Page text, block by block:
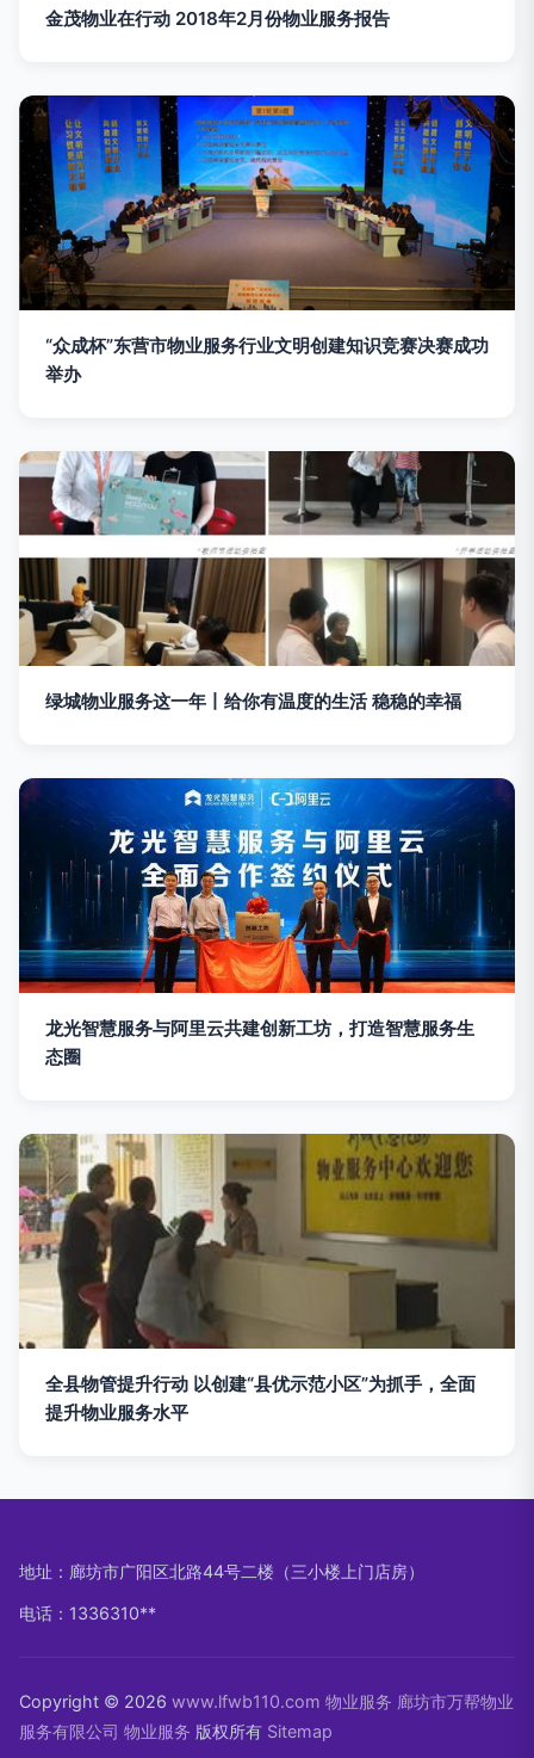
金茂物业在行动 2018年2月份物业服务报告
“众成杯”东营市物业服务行业文明创建知识竞赛决赛成功
举办
绿城物业服务这一年丨给你有温度的生活 稳稳的幸福
龙光智慧服务与阿里云共建创新工坊，打造智慧服务生
态圈
全县物管提升行动 以创建“县优示范小区”为抓手，全面
提升物业服务水平
地址：廊坊市广阳区北路44号二楼（三小楼上门店房）
电话：1336310**
Copyright © 2026 www.lfwb110.com 物业服务 廊坊市万帮物业
服务有限公司 物业服务 版权所有 Sitemap